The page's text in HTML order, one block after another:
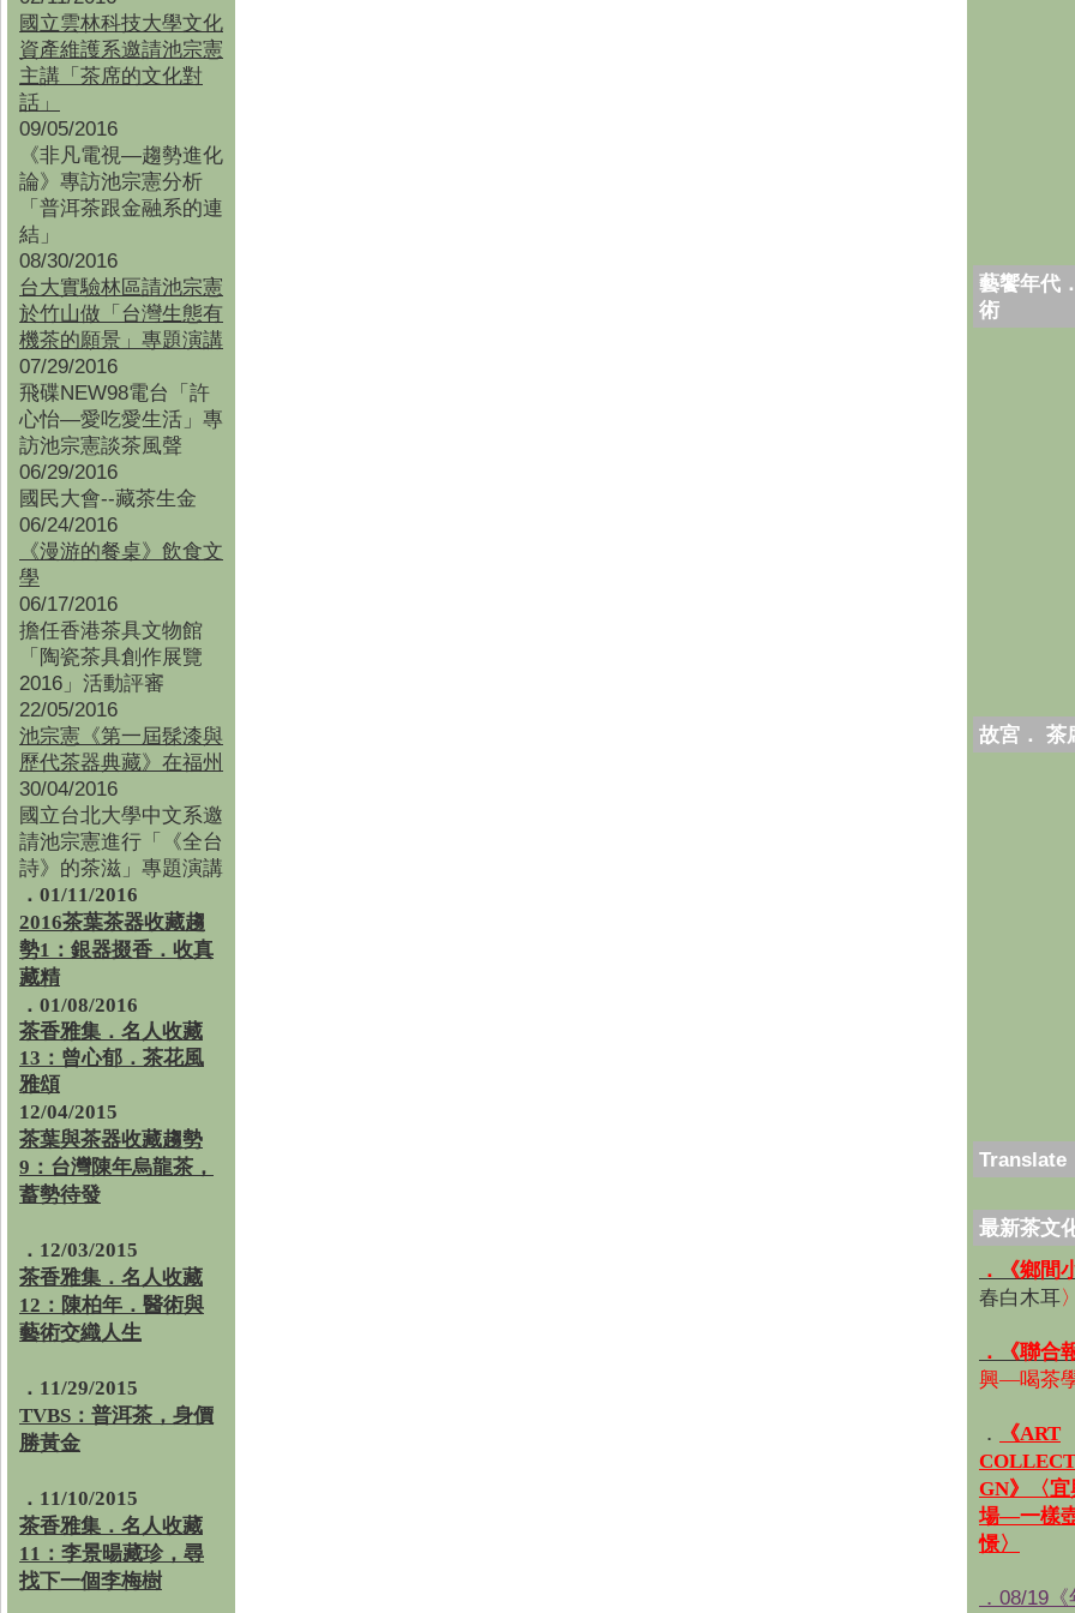
國立雲林科技大學文化
資產維護系邀請池宗憲
主講「茶席的文化對
話」
09/05/2016
《非凡電視—趨勢進化
論》專訪池宗憲分析
「普洱茶跟金融系的連
結」
08/30/2016
台大實驗林區請池宗憲
於竹山做「台灣生態有
機茶的願景」專題演講
07/29/2016
飛碟NEW98電台「許
心怡—愛吃愛生活」專
訪池宗憲談茶風聲
06/29/2016
國民大會--藏茶生金
06/24/2016
《漫游的餐桌》飲食文
學
06/17/2016
擔任香港茶具文物館
「陶瓷茶具創作展覽
2016」活動評審
22/05/2016
池宗憲《第一屆髹漆與
歷代茶器典藏》在福州
30/04/2016
國立台北大學中文系邀
請池宗憲進行「《全台
詩》的茶滋」專題演講
．01/11/2016
2016茶葉茶器收藏趨
勢1：銀器掇香．收真
藏精
．01/08/2016
茶香雅集 ． 名人收藏
13：曾心郁．茶花風
雅頌
12/04/2015
茶葉與茶器收藏趨勢
9：台灣陳年烏龍茶，
蓄勢待發
．12/03/2015
茶香雅集．名人收藏
12：陳柏年．醫術與
藝術交織人生
．11/29/2015
TVBS：普洱茶，身價
勝黃金
．11/10/2015
茶香雅集．名人收藏
11：李景暘藏珍，尋
找下一個李梅樹
藝饗年代
術
故宮． 茶
Translate
最新茶文
．《鄉間
春白木耳〉
．《聯合
興—喝茶
．
《ART
GN》〈
場—一樣
憬〉
．08/19